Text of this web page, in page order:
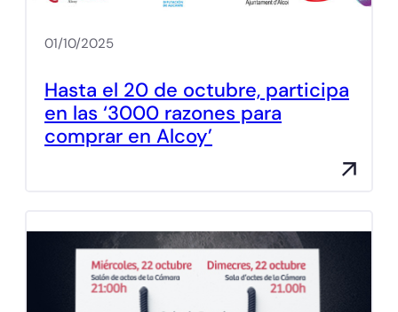
01/10/2025
Hasta el 20 de octubre, participa
en las ‘3000 razones para
comprar en Alcoy’